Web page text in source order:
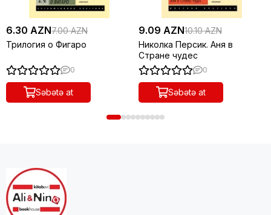
6.30 AZN7.00 AZN
Трилогия о Фигаро
0
Səbətə at
9.09 AZN10.10 AZN
Николка Персик. Аня в
Стране чудес
0
Səbətə at